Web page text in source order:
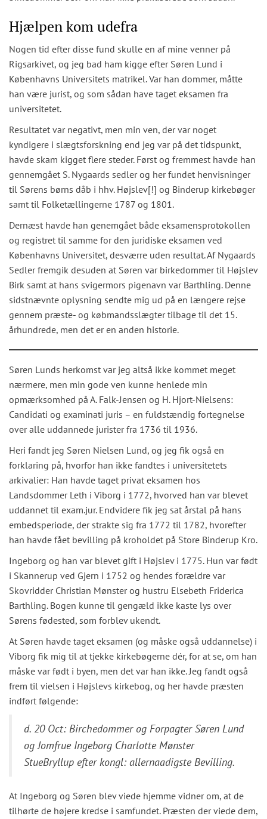
Hjælpen kom udefra
Nogen tid efter disse fund skulle en af mine venner på
Rigsarkivet, og jeg bad ham kigge efter Søren Lund i
Københavns Universitets matrikel. Var han dommer, måtte
han være jurist, og som sådan have taget eksamen fra
universitetet.
Resultatet var negativt, men min ven, der var noget
kyndigere i slægtsforskning end jeg var på det tidspunkt,
havde skam kigget flere steder. Først og fremmest havde han
gennemgået S. Nygaards sedler og her fundet henvisninger
til Sørens børns dåb i hhv. Højslev[!] og Binderup kirkebøger
samt til Folketællingerne 1787 og 1801.
Dernæst havde han genemgået både eksamensprotokollen
og registret til samme for den juridiske eksamen ved
Københavns Universitet, desværre uden resultat. Af Nygaards
Sedler fremgik desuden at Søren var birkedommer til Højslev
Birk samt at hans svigermors pigenavn var Barthling. Denne
sidstnævnte oplysning sendte mig ud på en længere rejse
gennem præste- og købmandsslægter tilbage til det 15.
århundrede, men det er en anden historie.
Søren Lunds herkomst var jeg altså ikke kommet meget
nærmere, men min gode ven kunne henlede min
opmærksomhed på A. Falk-Jensen og H. Hjort-Nielsens:
Candidati og examinati juris – en fuldstændig fortegnelse
over alle uddannede jurister fra 1736 til 1936.
Heri fandt jeg Søren Nielsen Lund, og jeg fik også en
forklaring på, hvorfor han ikke fandtes i universitetets
arkivalier: Han havde taget privat eksamen hos
Landsdommer Leth i Viborg i 1772, hvorved han var blevet
uddannet til exam.jur. Endvidere fik jeg sat årstal på hans
embedsperiode, der strakte sig fra 1772 til 1782, hvorefter
han havde fået bevilling på kroholdet på Store Binderup Kro.
Ingeborg og han var blevet gift i Højslev i 1775. Hun var født
i Skannerup ved Gjern i 1752 og hendes forældre var
Skovridder Christian Mønster og hustru Elsebeth Friderica
Barthling. Bogen kunne til gengæld ikke kaste lys over
Sørens fødested, som forblev ukendt.
At Søren havde taget eksamen (og måske også uddannelse) i
Viborg fik mig til at tjekke kirkebøgerne dér, for at se, om han
måske var født i byen, men det var han ikke. Jeg fandt også
frem til vielsen i Højslevs kirkebog, og her havde præsten
indført følgende:
d. 20 Oct: Birchedommer og Forpagter Søren Lund
og Jomfrue Ingeborg Charlotte Mønster
StueBryllup efter kongl: allernaadigste Bevilling.
At Ingeborg og Søren blev viede hjemme vidner om, at de
tilhørte de højere kredse i samfundet. Præsten der viede dem,